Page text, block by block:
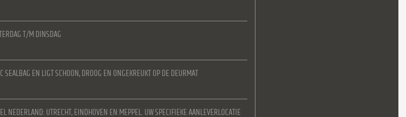
T/M DINSDAG
SEALBAG EN LIGT SCHOON, DROOG EN ONGEKREUKT OP DE DEURMAT
NEDERLAND: UTRECHT, EINDHOVEN EN MEPPEL. UW SPECIFIEKE AANLEVERLOCATIE